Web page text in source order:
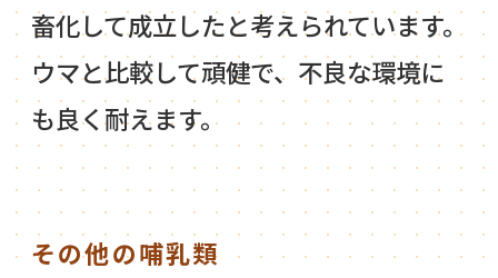
畜化して成立したと考えられています。
ウマと比較して頑健で、不良な環境に
も良く耐えます。
その他の哺乳類